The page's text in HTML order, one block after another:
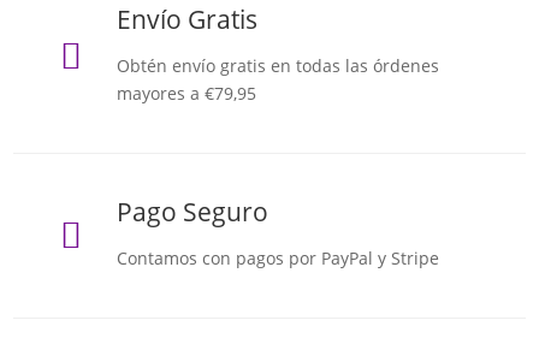

Envío Gratis
Obtén envío gratis en todas las órdenes
mayores a €79,95

Pago Seguro
Contamos con pagos por PayPal y Stripe